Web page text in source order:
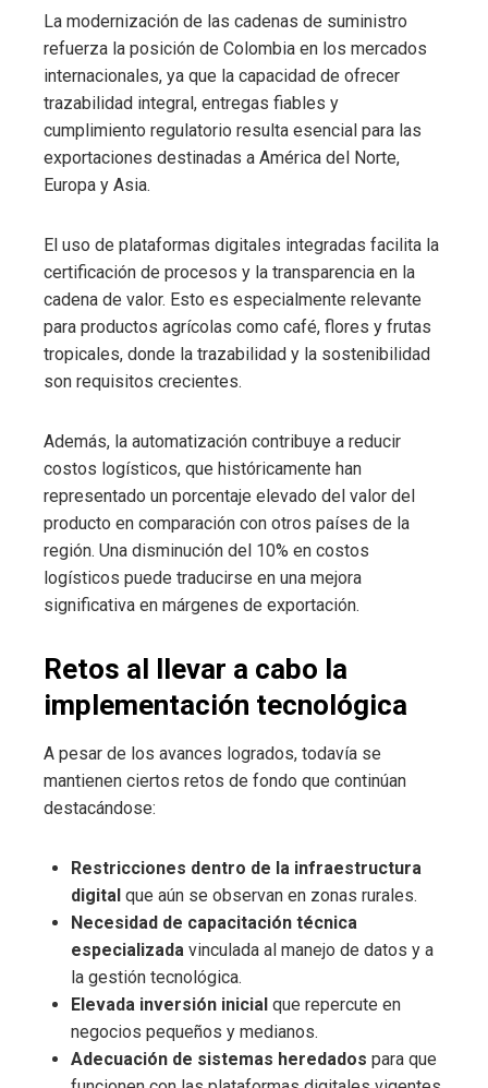
La modernización de las cadenas de suministro
refuerza la posición de Colombia en los mercados
internacionales, ya que la capacidad de ofrecer
trazabilidad integral, entregas fiables y
cumplimiento regulatorio resulta esencial para las
exportaciones destinadas a América del Norte,
Europa y Asia.
El uso de plataformas digitales integradas facilita la
certificación de procesos y la transparencia en la
cadena de valor. Esto es especialmente relevante
para productos agrícolas como café, flores y frutas
tropicales, donde la trazabilidad y la sostenibilidad
son requisitos crecientes.
Además, la automatización contribuye a reducir
costos logísticos, que históricamente han
representado un porcentaje elevado del valor del
producto en comparación con otros países de la
región. Una disminución del 10% en costos
logísticos puede traducirse en una mejora
significativa en márgenes de exportación.
Retos al llevar a cabo la
implementación tecnológica
A pesar de los avances logrados, todavía se
mantienen ciertos retos de fondo que continúan
destacándose:
Restricciones dentro de la infraestructura
digital que aún se observan en zonas rurales.
Necesidad de capacitación técnica
especializada vinculada al manejo de datos y a
la gestión tecnológica.
Elevada inversión inicial que repercute en
negocios pequeños y medianos.
Adecuación de sistemas heredados para que